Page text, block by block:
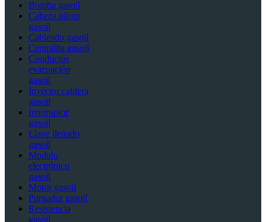
Bomba gasoil
Cabeza piloto
gasoil
Cableado gasoil
Centralita gasoil
Conductos
evacuación
gasoil
Inyector caldera
gasoil
Interruptor
gasoil
Llave llenado
gasoil
Modulo
electrónico
gasoil
Motor gasoil
Purgador gasoil
Resistencia
gasoil